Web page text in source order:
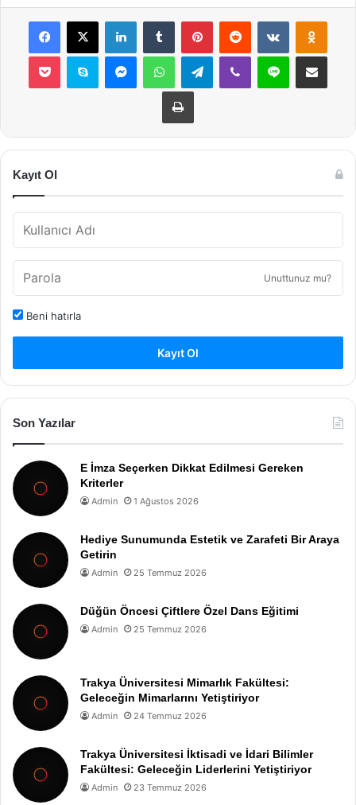
Facebook
X LinkedInTumblr PinterestReddit VKontakte
Pocket Skype MessengerWhatsAppTelegramViber Line E-Posta ile
Yazdır
Kayıt Ol
Unuttunuz mu?
Beni hatırla
Kayıt Ol
Son Yazılar
E İmza Seçerken Dikkat Edilmesi Gereken
Kriterler
Admin 1 Ağustos 2026
Hediye Sunumunda Estetik ve Zarafeti Bir Araya
Getirin
Admin 25 Temmuz 2026
Düğün Öncesi Çiftlere Özel Dans Eğitimi
Admin 25 Temmuz 2026
Trakya Üniversitesi Mimarlık Fakültesi:
Geleceğin Mimarlarını Yetiştiriyor
Admin 24 Temmuz 2026
Trakya Üniversitesi İktisadi ve İdari Bilimler
Fakültesi: Geleceğin Liderlerini Yetiştiriyor
Admin 23 Temmuz 2026